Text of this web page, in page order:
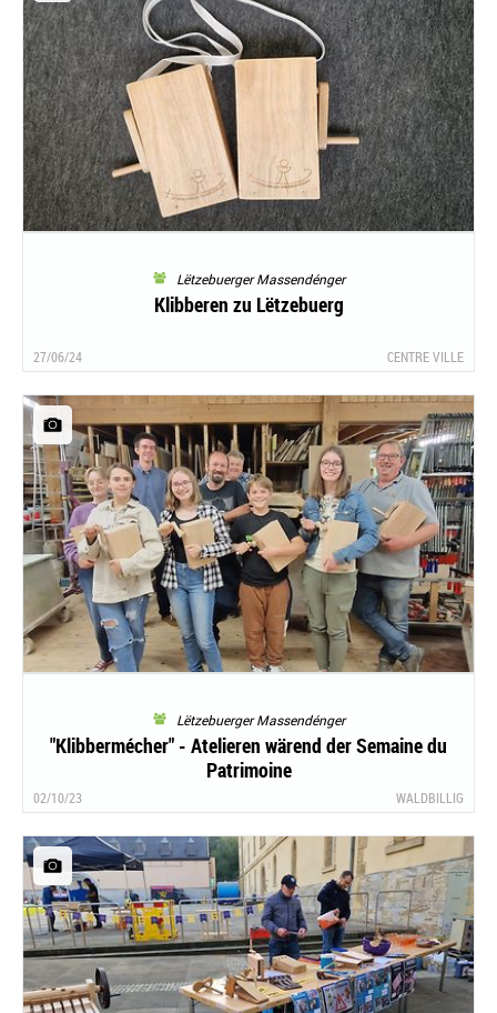
Lëtzebuerger Massendénger
Klibberen zu Lëtzebuerg
27/06/24 CENTRE VILLE
Lëtzebuerger Massendénger
"Klibbermécher" - Atelieren wärend der Semaine du
Patrimoine
02/10/23 WALDBILLIG